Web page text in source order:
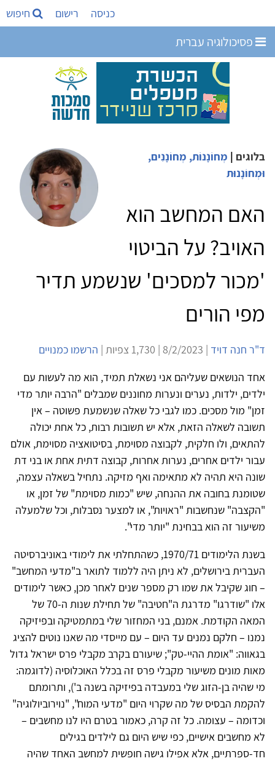
כניסה רישום חיפוש
פסיכולוגיה עברית
בלוגים | מְחוֹנָנוֹת, מְחוֹנָנִים,
וּמְחוֹנָנוּת
האם המחשב הוא
האויב? על הביטוי
'מכור למסכים' שנשמע תדיר
מפי הורים
ד"ר חנה דויד | 8/2/2023 | 1,730 צפיות |
הרשמו כמנויים
אחד הנושאים שעליהם אני נשאלת תמיד, הוא מה לעשות עם
ילדים, ילדות, נערים ונערות מחוננים שמבלים "הרבה יותר מדי
זמן" מול מסכים. כמו לגבי כל שאלה שנשמעת פשוטה – אין
תשובה לשאלה הזאת, אלא יש תשובות רבות, כל אחת יכולה
להתאים, ולו חלקית, לקבוצה מסוימת, בסיטואציה מסוימת, אולם
עבור ילדים אחרים, נערות אחרות, קבוצה דתית אחת או בני דת
שונה היא תהיה לא מתאימה ואף מזיקה. נתחיל בשאלה עצמה,
שטומנת בחובה את ההנחה, שיש "כמות מסוימת" של זמן, או
"הקצבה" שנחשבות "ראויות", או למצער נסבלות, וכל שלמעלה
משיעור זה הוא בבחינת "יותר מדי".
בשנת הלימודים 1970/71, כשהתחלתי את לימודי באוניברסיטה
העברית בירושלים, לא ניתן היה ללמוד לתואר ב"מדעי המחשב"
– חוג שקיבל את שמו רק מספר שנים לאחר מכן, כאשר לימודים
אלו "שודרגו" מדרגת ה"חטיבה" של תחילת שנות ה-70 של
המאה הקודמת. אמנם, בני המחזור שלי במתמטיקה ובפיזיקה
נמנו – חלקם נמנים עד היום – עם מייסדי מה שאנו נוטים להציג
בגאווה: "אומת ההיי-טק"; שיעורם בקרב מקבלי פרס ישראל גדול
מאות מונים משיעור מקבלי פרס זה בכלל האוכלוסיה (לדוגמה:
מי שהיה בן-הזוג שלי במעבדה בפיזיקה בשנה ב'), ותרומתם
להקמת הבסיס של מה שקרוי היום "מדעי המוח", "נוירוביולוגיה"
וכדומה – עצומה. כל זה קרה, כאמור בטרם היו לנו מחשבים –
לא מחשבים אישיים, כפי שיש היום גם לילדים בגילים
חד-ספרתיים, אלא אפילו גישה חופשית למחשב האחד שהיה